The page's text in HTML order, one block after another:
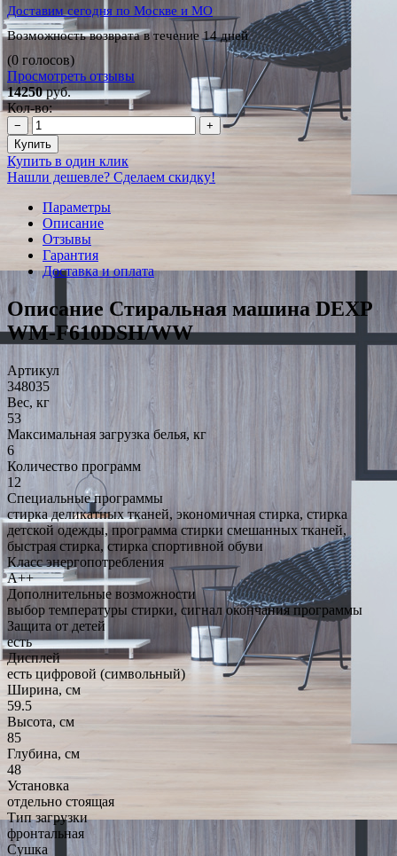
Доставим сегодня по Москве и МО
Возможность возврата в течение 14 дней
(0 голосов)
Просмотреть отзывы
14250руб.
Кол-во:
−
+
Купить
Купить в один клик
Нашли дешевле? Сделаем скидку!
Параметры
Описание
Отзывы
Гарантия
Доставка и оплата
Описание Стиральная машина DEXP
WM-F610DSH/WW
Артикул
348035
Вес, кг
53
Максимальная загрузка белья, кг
6
Количество программ
12
Специальные программы
стирка деликатных тканей, экономичная стирка, стирка
детской одежды, программа стирки смешанных тканей,
быстрая стирка, стирка спортивной обуви
Класс энергопотребления
A++
Дополнительные возможности
выбор температуры стирки, сигнал окончания программы
Защита от детей
есть
Дисплей
есть цифровой (символьный)
Ширина, см
59.5
Высота, см
85
Глубина, см
48
Установка
отдельно стоящая
Тип загрузки
фронтальная
Сушка